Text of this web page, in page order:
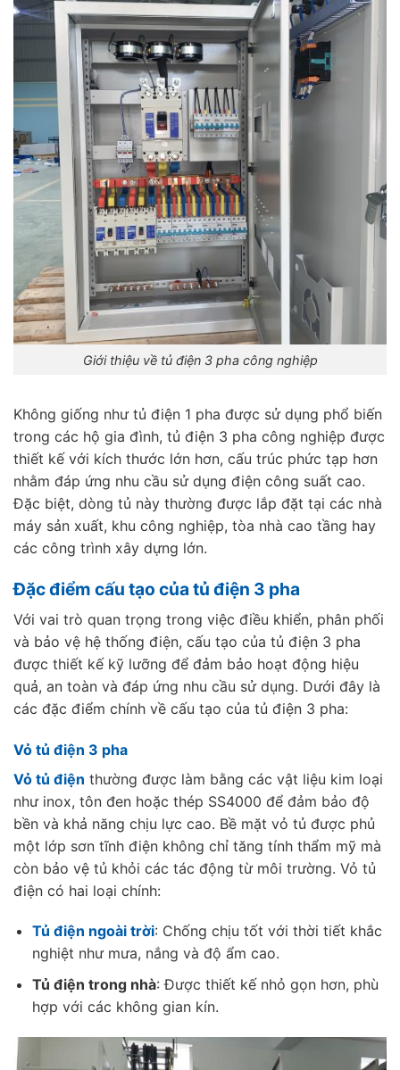
Giới thiệu về tủ điện 3 pha công nghiệp
Không giống như tủ điện 1 pha được sử dụng phổ biến
trong các hộ gia đình, tủ điện 3 pha công nghiệp được
thiết kế với kích thước lớn hơn, cấu trúc phức tạp hơn
nhằm đáp ứng nhu cầu sử dụng điện công suất cao.
Đặc biệt, dòng tủ này thường được lắp đặt tại các nhà
máy sản xuất, khu công nghiệp, tòa nhà cao tầng hay
các công trình xây dựng lớn.
Đặc điểm cấu tạo của tủ điện 3 pha
Với vai trò quan trọng trong việc điều khiển, phân phối
và bảo vệ hệ thống điện, cấu tạo của tủ điện 3 pha
được thiết kế kỹ lưỡng để đảm bảo hoạt động hiệu
quả, an toàn và đáp ứng nhu cầu sử dụng. Dưới đây là
các đặc điểm chính về cấu tạo của tủ điện 3 pha:
Vỏ tủ điện 3 pha
Vỏ tủ điện thường được làm bằng các vật liệu kim loại
như inox, tôn đen hoặc thép SS4000 để đảm bảo độ
bền và khả năng chịu lực cao. Bề mặt vỏ tủ được phủ
một lớp sơn tĩnh điện không chỉ tăng tính thẩm mỹ mà
còn bảo vệ tủ khỏi các tác động từ môi trường. Vỏ tủ
điện có hai loại chính:
Tủ điện ngoài trời: Chống chịu tốt với thời tiết khắc
nghiệt như mưa, nắng và độ ẩm cao.
Tủ điện trong nhà: Được thiết kế nhỏ gọn hơn, phù
hợp với các không gian kín.